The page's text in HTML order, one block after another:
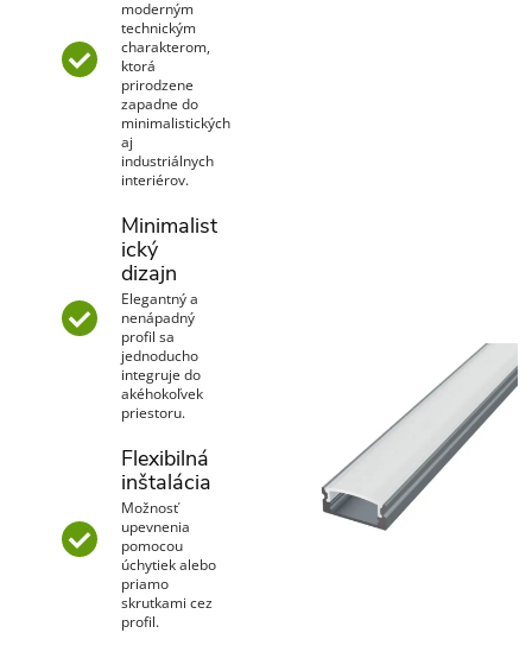
moderným
technickým
charakterom,
ktorá
prirodzene
zapadne do
minimalistických
aj
industriálnych
interiérov.
Minimalist
ický
dizajn
Elegantný a
nenápadný
profil sa
jednoducho
integruje do
akéhokoľvek
priestoru.
Flexibilná
inštalácia
Možnosť
upevnenia
pomocou
úchytiek alebo
priamo
skrutkami cez
profil.